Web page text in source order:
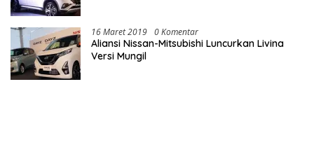
16 Maret 2019 0 Komentar
Aliansi Nissan-Mitsubishi Luncurkan Livina
Versi Mungil